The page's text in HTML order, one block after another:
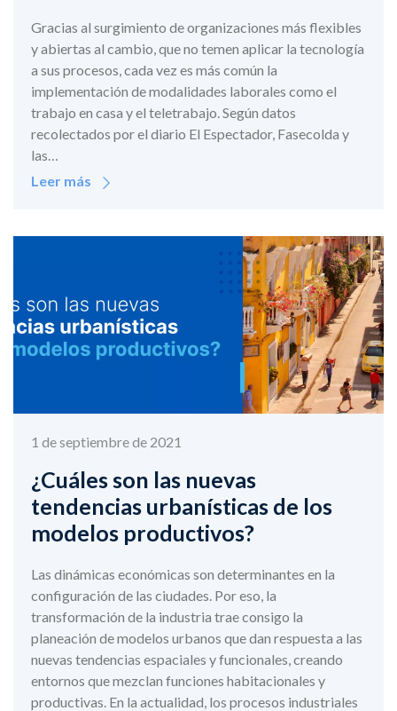
Gracias al surgimiento de organizaciones más flexibles
y abiertas al cambio, que no temen aplicar la tecnología
a sus procesos, cada vez es más común la
implementación de modalidades laborales como el
trabajo en casa y el teletrabajo. Según datos
recolectados por el diario El Espectador, Fasecolda y
las…
Leer más
1 de septiembre de 2021
¿Cuáles son las nuevas
tendencias urbanísticas de los
modelos productivos?
Las dinámicas económicas son determinantes en la
configuración de las ciudades. Por eso, la
transformación de la industria trae consigo la
planeación de modelos urbanos que dan respuesta a las
nuevas tendencias espaciales y funcionales, creando
entornos que mezclan funciones habitacionales y
productivas. En la actualidad, los procesos industriales